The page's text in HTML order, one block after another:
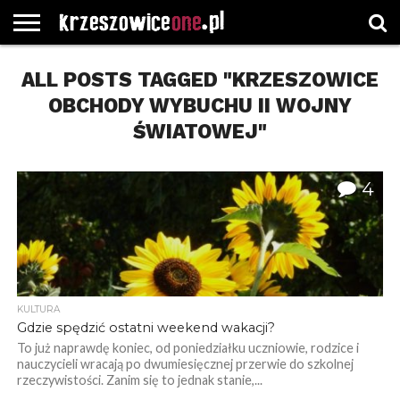
GŁÓWNA
WYBORY
SAMORZĄDOWE
WYBIERZ
KATEGORIE
ROZKŁADY
JAZDY
GREGORCZYK
WATCH
KONTAKT
ALL POSTS TAGGED "KRZESZOWICE
OBCHODY WYBUCHU II WOJNY
ŚWIATOWEJ"
4
KULTURA
Gdzie spędzić ostatni weekend wakacji?
To już naprawdę koniec, od poniedziałku uczniowie, rodzice i
nauczycieli wracają po dwumiesięcznej przerwie do szkolnej
rzeczywistości. Zanim się to jednak stanie,...